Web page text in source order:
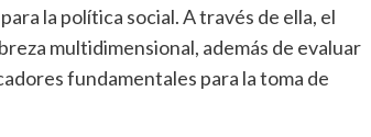
la política social. A través de ella, el
multidimensional, además de evaluar
fundamentales para la toma de